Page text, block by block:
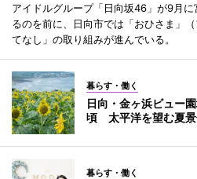
アイドルグループ「日向坂46」が9月
るのを前に、日向市では「おひさま」
てなし」の取り組みが進んでいる。
暮らす・働く
日向・金ヶ浜ビュー
頃 太平洋を望む夏景
暮らす・働く